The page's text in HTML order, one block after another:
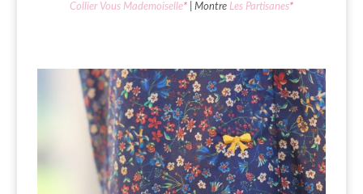
Collier Vous Mademoiselle* | Montre Les Partisanes*